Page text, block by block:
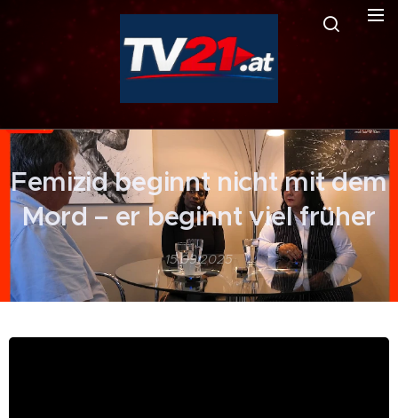
Femizid beginnt nicht mit dem
Mord – er beginnt viel früher
15.09.2025